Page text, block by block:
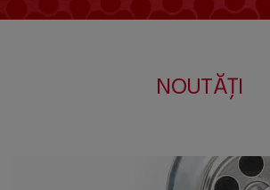
NOUTĂȚI